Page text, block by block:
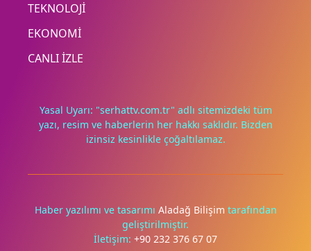
Deneyimini iyileştirmek ve içeriğimizi geliştirmek için çerezler
yalnızca onayınla.
TEKNOLOJİ
EKONOMİ
CANLI İZLE
Yasal Uyarı: "serhattv.com.tr" adlı sitemizdeki tüm
yazı, resim ve haberlerin her hakkı saklıdır. Bizden
izinsiz kesinlikle çoğaltılamaz.
Haber yazılımı ve tasarımı Aladağ Bilişim tarafından
geliştirilmiştir.
İletişim: +90 232 376 67 07